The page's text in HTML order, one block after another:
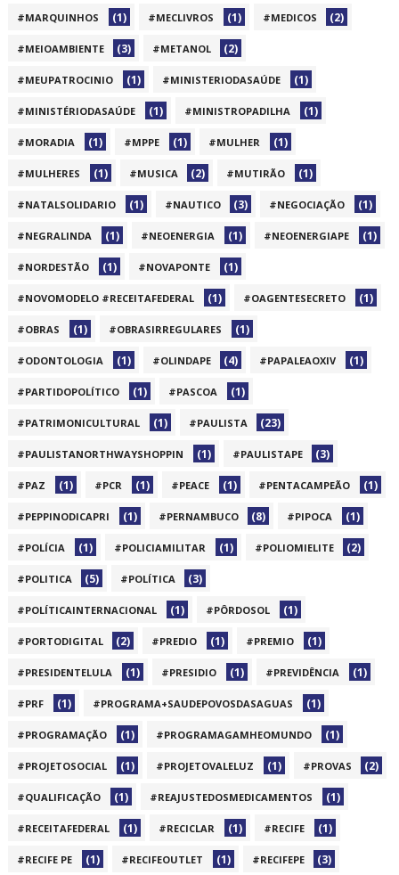
#MARQUINHOS (1) #MECLIVROS (1) #MEDICOS (2)
#MEIOAMBIENTE (3) #METANOL (2)
#MEUPATROCINIO (1) #MINISTERIODASAÚDE (1)
#MINISTÉRIODASAÚDE (1) #MINISTROPADILHA (1)
#MORADIA (1) #MPPE (1) #MULHER (1)
#MULHERES (1) #MUSICA (2) #MUTIRÃO (1)
#NATALSOLIDARIO (1) #NAUTICO (3) #NEGOCIAÇÃO (1)
#NEGRALINDA (1) #NEOENERGIA (1) #NEOENERGIAPE (1)
#NORDESTÃO (1) #NOVAPONTE (1)
#NOVOMODELO #RECEITAFEDERAL (1) #OAGENTESECRETO (1)
#OBRAS (1) #OBRASIRREGULARES (1)
#ODONTOLOGIA (1) #OLINDAPE (4) #PAPALEAOXIV (1)
#PARTIDOPOLÍTICO (1) #PASCOA (1)
#PATRIMONICULTURAL (1) #PAULISTA (23)
#PAULISTANORTHWAYSHOPPIN (1) #PAULISTAPE (3)
#PAZ (1) #PCR (1) #PEACE (1) #PENTACAMPEÃO (1)
#PEPPINODICAPRI (1) #PERNAMBUCO (8) #PIPOCA (1)
#POLÍCIA (1) #POLICIAMILITAR (1) #POLIOMIELITE (2)
#POLITICA (5) #POLÍTICA (3)
#POLÍTICAINTERNACIONAL (1) #PÔRDOSOL (1)
#PORTODIGITAL (2) #PREDIO (1) #PREMIO (1)
#PRESIDENTELULA (1) #PRESIDIO (1) #PREVIDÊNCIA (1)
#PRF (1) #PROGRAMA+SAUDEPOVOSDASAGUAS (1)
#PROGRAMAÇÃO (1) #PROGRAMAGAMHEOMUNDO (1)
#PROJETOSOCIAL (1) #PROJETOVALELUZ (1) #PROVAS (2)
#QUALIFICAÇÃO (1) #REAJUSTEDOSMEDICAMENTOS (1)
#RECEITAFEDERAL (1) #RECICLAR (1) #RECIFE (1)
#RECIFE PE (1) #RECIFEOUTLET (1) #RECIFEPE (3)